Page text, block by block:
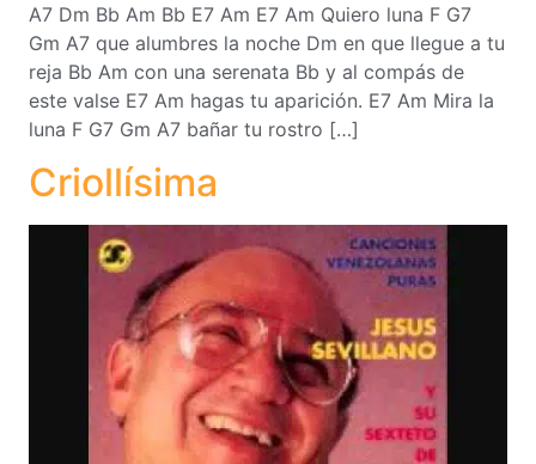
A7 Dm Bb Am Bb E7 Am E7 Am Quiero luna F G7
Gm A7 que alumbres la noche Dm en que llegue a tu
reja Bb Am con una serenata Bb y al compás de
este valse E7 Am hagas tu aparición. E7 Am Mira la
luna F G7 Gm A7 bañar tu rostro […]
Criollísima